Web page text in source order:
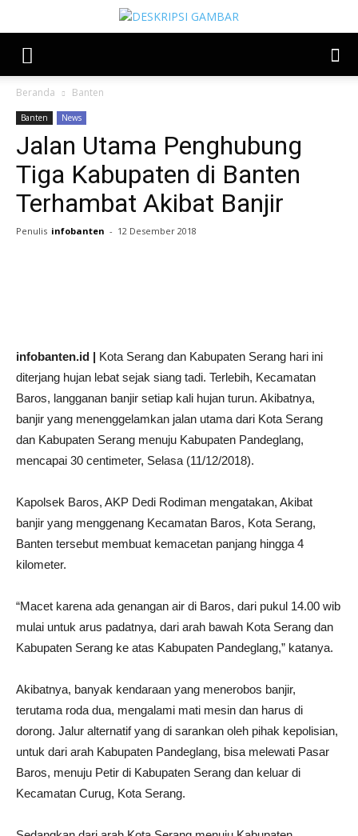
Beranda Banten
Banten News
Jalan Utama Penghubung
Tiga Kabupaten di Banten
Terhambat Akibat Banjir
Penulis infobanten - 12 Desember 2018
infobanten.id | Kota Serang dan Kabupaten Serang hari ini
diterjang hujan lebat sejak siang tadi. Terlebih, Kecamatan
Baros, langganan banjir setiap kali hujan turun. Akibatnya,
banjir yang menenggelamkan jalan utama dari Kota Serang
dan Kabupaten Serang menuju Kabupaten Pandeglang,
mencapai 30 centimeter, Selasa (11/12/2018).
Kapolsek Baros, AKP Dedi Rodiman mengatakan, Akibat
banjir yang menggenang Kecamatan Baros, Kota Serang,
Banten tersebut membuat kemacetan panjang hingga 4
kilometer.
“Macet karena ada genangan air di Baros, dari pukul 14.00 wib
mulai untuk arus padatnya, dari arah bawah Kota Serang dan
Kabupaten Serang ke atas Kabupaten Pandeglang,” katanya.
Akibatnya, banyak kendaraan yang menerobos banjir,
terutama roda dua, mengalami mati mesin dan harus di
dorong. Jalur alternatif yang di sarankan oleh pihak kepolisian,
untuk dari arah Kabupaten Pandeglang, bisa melewati Pasar
Baros, menuju Petir di Kabupaten Serang dan keluar di
Kecamatan Curug, Kota Serang.